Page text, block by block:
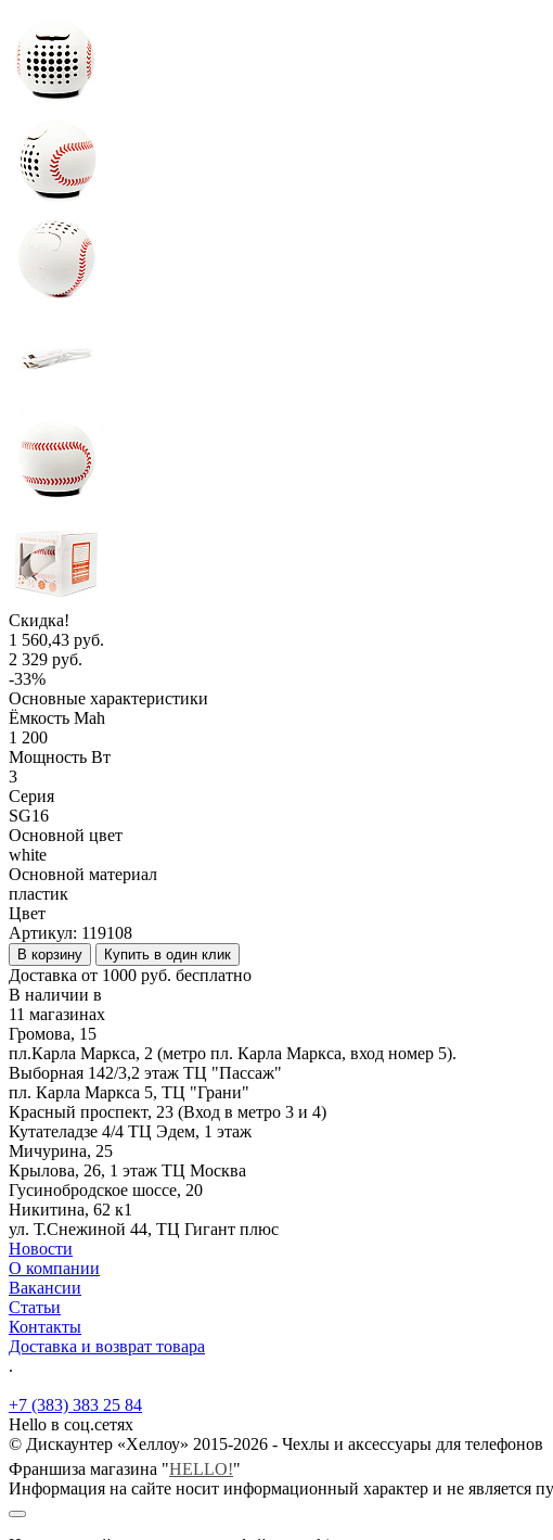
Скидка!
1 560,43 руб.
2 329 руб.
-33%
Основные характеристики
Ёмкость Mah
1 200
Мощность Вт
3
Серия
SG16
Основной цвет
white
Основной материал
пластик
Цвет
Артикул: 119108
В корзину Купить в один клик
Доставка от 1000 руб. бесплатно
В наличии в
11 магазинах
Громова, 15
пл.Карла Маркса, 2 (метро пл. Карла Маркса, вход номер 5).
Выборная 142/3,2 этаж ТЦ "Пассаж"
пл. Карла Маркса 5, ТЦ "Грани"
Красный проспект, 23 (Вход в метро 3 и 4)
Кутателадзе 4/4 ТЦ Эдем, 1 этаж
Мичурина, 25
Крылова, 26, 1 этаж ТЦ Москва
Гусинобродское шоссе, 20
Никитина, 62 к1
ул. Т.Снежиной 44, ТЦ Гигант плюс
Новости
О компании
Вакансии
Статьи
Контакты
Доставка и возврат товара
.
+7 (383) 383 25 84
Hello в соц.сетях
© Дискаунтер «Хеллоу» 2015-2026 - Чехлы и аксессуары для телефонов
Франшиза магазина "HELLO!"
Информация на сайте носит информационный характер и не является